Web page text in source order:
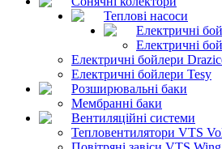
Теплові насоси
Електричні
Електричні
Електричні бойлери
Електричні бойлери Tesy
Розширювальні баки
Мембранні баки
Вентиляційні системи
Тепловентилятори VTS